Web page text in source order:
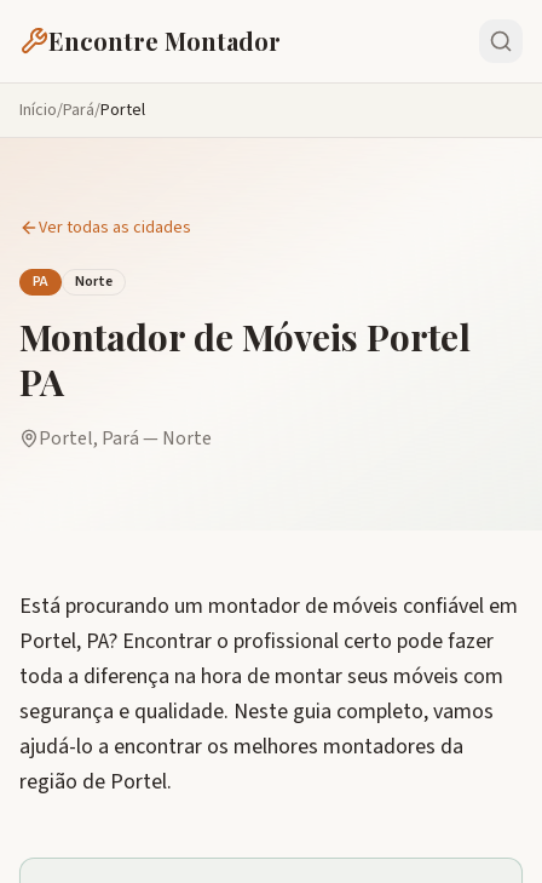
Encontre Montador
Início/Pará/Portel
Ver todas as cidades
PA Norte
Montador de Móveis Portel
PA
Portel, Pará— Norte
Está procurando um montador de móveis confiável em
Portel, PA? Encontrar o profissional certo pode fazer
toda a diferença na hora de montar seus móveis com
segurança e qualidade. Neste guia completo, vamos
ajudá-lo a encontrar os melhores montadores da
região de Portel.